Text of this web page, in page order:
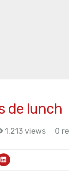
de lunch
1.213 views 0